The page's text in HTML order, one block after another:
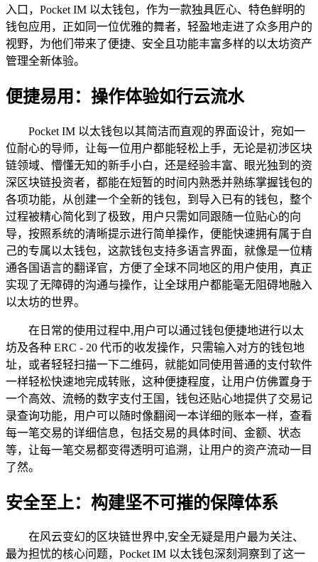
入口，Pocket IM 以太钱包，作为一款独具匠心、特色鲜明的
钱包应用，正如同一位优雅的舞者，轻盈地走进了众多用户的
视野，为他们带来了便捷、安全且功能丰富多样的以太坊资产
管理全新体验。
便捷易用：操作体验如行云流水
Pocket IM 以太钱包以其简洁而直观的界面设计，宛如一
位耐心的导师，让每一位用户都能轻松上手，无论是初涉区块
链领域、懵懂无知的新手小白，还是经验丰富、眼光独到的资
深区块链投资者，都能在短暂的时间内熟悉并熟练掌握钱包的
各项功能，从创建一个全新的钱包，到导入已有的钱包，整个
过程被精心简化到了极致，用户只需如同跟随一位贴心的向
导，按照系统的清晰提示进行简单操作，便能快速拥有属于自
己的专属以太钱包，这款钱包支持多语言界面，就像是一位精
通各国语言的翻译官，方便了全球不同地区的用户使用，真正
实现了无障碍的沟通与操作，让全球用户都能毫无阻碍地融入
以太坊的世界。
在日常的使用过程中,用户可以通过钱包便捷地进行以太
坊及各种 ERC - 20 代币的收发操作，只需输入对方的钱包地
址，或者轻轻扫描一下二维码，就能如同使用普通的支付软件
一样轻松快速地完成转账，这种便捷程度，让用户仿佛置身于
一个高效、流畅的数字支付王国，钱包还贴心地提供了交易记
录查询功能，用户可以随时像翻阅一本详细的账本一样，查看
每一笔交易的详细信息，包括交易的具体时间、金额、状态
等，让每一笔交易都变得透明可追溯，让用户的资产流动一目
了然。
安全至上：构建坚不可摧的保障体系
在风云变幻的区块链世界中,安全无疑是用户最为关注、
最为担忧的核心问题，Pocket IM 以太钱包深刻洞察到了这一